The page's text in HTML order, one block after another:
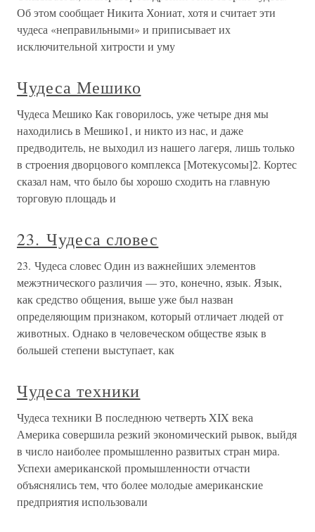
Об этом сообщает Никита Хониат, хотя и считает эти
чудеса «неправильными» и приписывает их
исключительной хитрости и уму
Чудеса Мешико
Чудеса Мешико Как говорилось, уже четыре дня мы
находились в Мешико1, и никто из нас, и даже
предводитель, не выходил из нашего лагеря, лишь только
в строения дворцового комплекса [Мотекусомы]2. Кортес
сказал нам, что было бы хорошо сходить на главную
торговую площадь и
23. Чудеса словес
23. Чудеса словес Один из важнейших элементов
межэтнического различия — это, конечно, язык. Язык,
как средство общения, выше уже был назван
определяющим признаком, который отличает людей от
животных. Однако в человеческом обществе язык в
большей степени выступает, как
Чудеса техники
Чудеса техники В последнюю четверть XIX века
Америка совершила резкий экономический рывок, выйдя
в число наиболее промышленно развитых стран мира.
Успехи американской промышленности отчасти
объяснялись тем, что более молодые американские
предприятия использовали